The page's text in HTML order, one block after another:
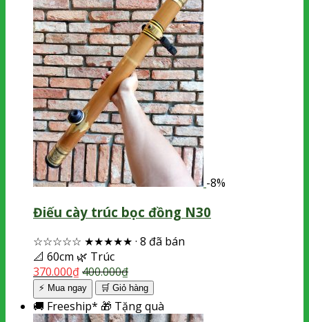
-8%
Điếu cày trúc bọc đồng N30
☆☆☆☆☆ ★★★★★ · 8 đã bán
📐 60cm 🌿 Trúc
370.000₫400.000₫
⚡ Mua ngay 🛒 Giỏ hàng
🚚 Freeship* 🎁 Tặng quà